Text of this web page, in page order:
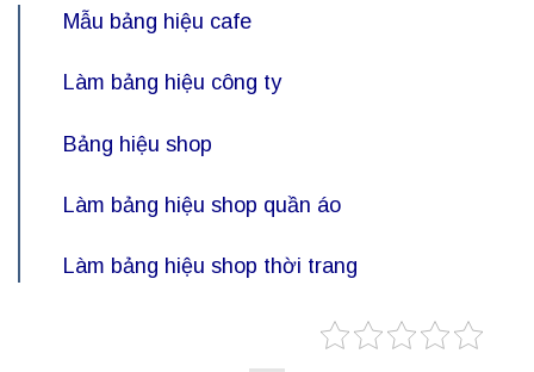
Mẫu bảng hiệu cafe
Làm bảng hiệu công ty
Bảng hiệu shop
Làm bảng hiệu shop quần áo
Làm bảng hiệu shop thời trang